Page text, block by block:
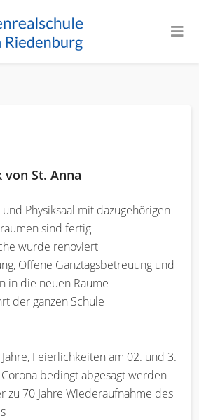
von St. Anna
Physiksaal mit dazugehörigen
sind fertig
wurde renoviert
Offene Ganztagsbetreuung und
in die neuen Räume
der ganzen Schule
Feierlichkeiten am 02. und 3.
bedingt abgesagt werden
zu 70 Jahre Wiederaufnahme des